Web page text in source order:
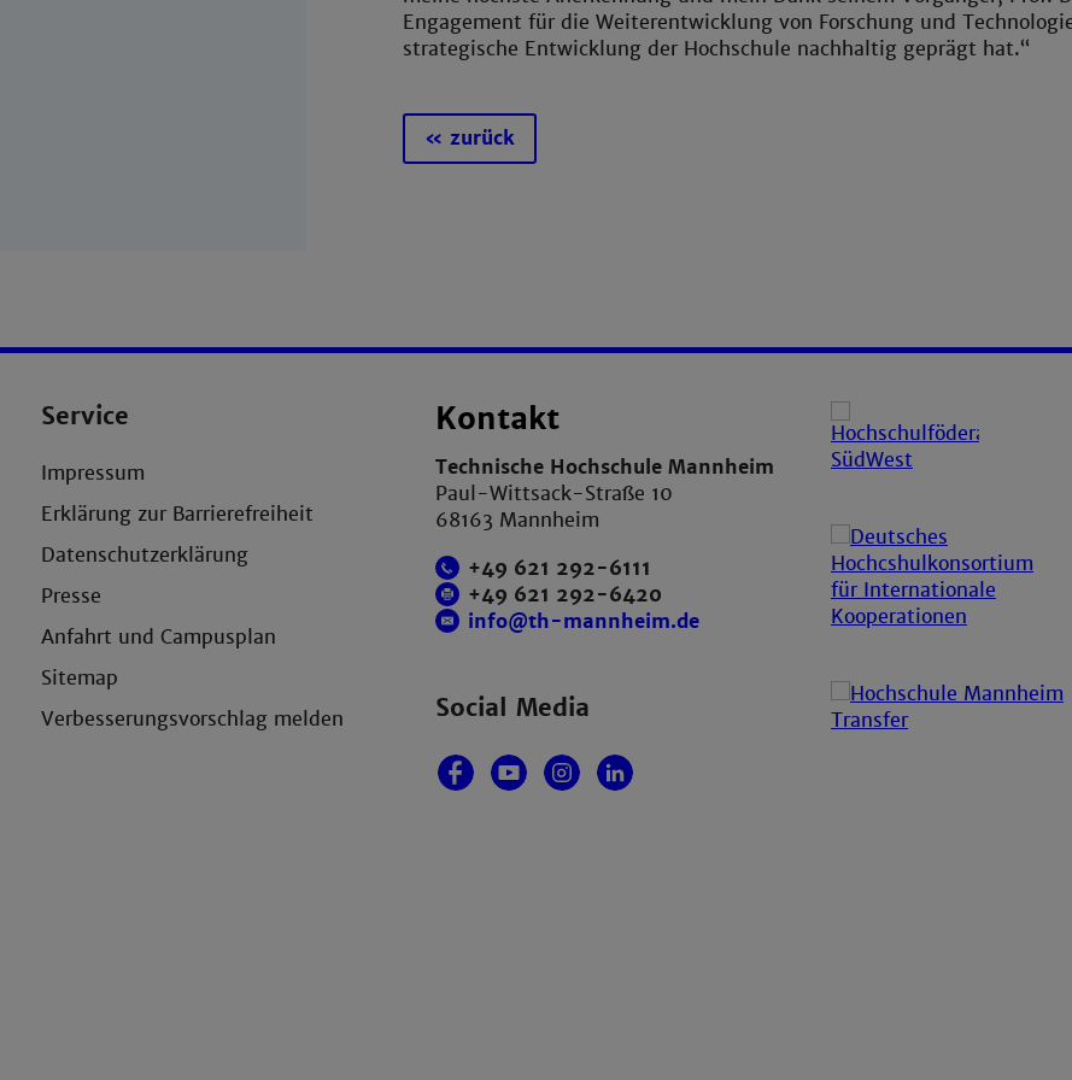
Engagement für die Weiterentwicklung von Forschung und
strategische Entwicklung der Hochschule nachhaltig geprägt hat.“
« zurück
Service
Impressum
Erklärung zur Barrierefreiheit
Datenschutzerklärung
Presse
Anfahrt und Campusplan
Sitemap
Verbesserungsvorschlag melden
Kontakt
Technische Hochschule Mannheim
Paul-Wittsack-Straße 10
68163 Mannheim
+49 621 292-6111
+49 621 292-6420
info@th-mannheim.de
Social Media